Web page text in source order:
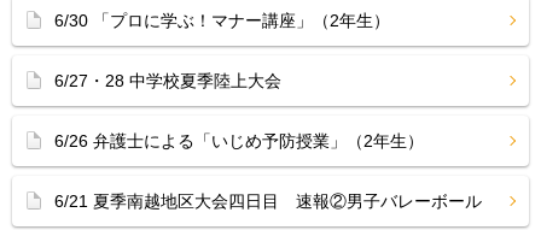
6/30 「プロに学ぶ！マナー講座」（2年生）
6/27・28 中学校夏季陸上大会
6/26 弁護士による「いじめ予防授業」（2年生）
6/21 夏季南越地区大会四日目 速報②男子バレーボール